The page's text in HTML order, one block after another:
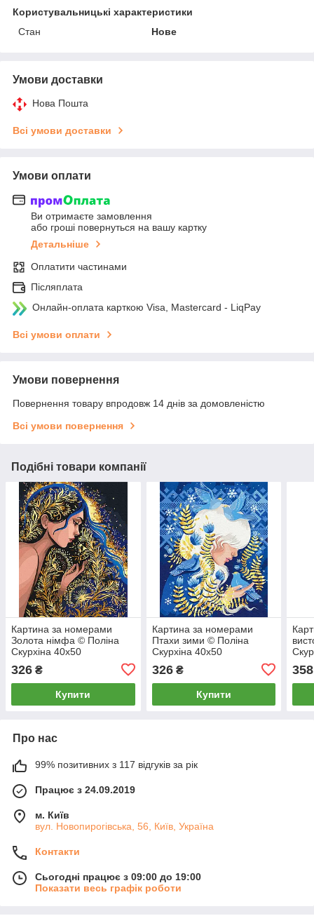
Користувальницькі характеристики
Стан
Нове
Умови доставки
Нова Пошта
Всі умови доставки
Умови оплати
Ви отримаєте замовлення
або гроші повернуться на вашу картку
Детальніше
Оплатити частинами
Післяплата
Онлайн-оплата карткою Visa, Mastercard - LiqPay
Всі умови оплати
Умови повернення
Повернення товару впродовж 14 днів за домовленістю
Всі умови повернення
Подібні товари компанії
Картина за номерами
Золота німфа © Поліна
Скурхіна 40х50
326 ₴
Купити
Картина за номерами
Птахи зими © Поліна
Скурхіна 40х50
326₴
Купити
358
Про нас
99% позитивних з 117 відгуків за рік
Працює з 24.09.2019
м. Київ
вул. Новопирогівська, 56, Київ, Україна
Контакти
Сьогодні працює з 09:00 до 19:00
Показати весь графік роботи